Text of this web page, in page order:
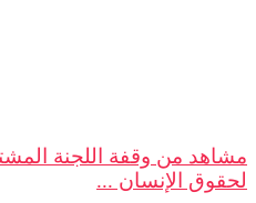
مشاهد من وقفة اللجنة
لحقوق الإنسان ...